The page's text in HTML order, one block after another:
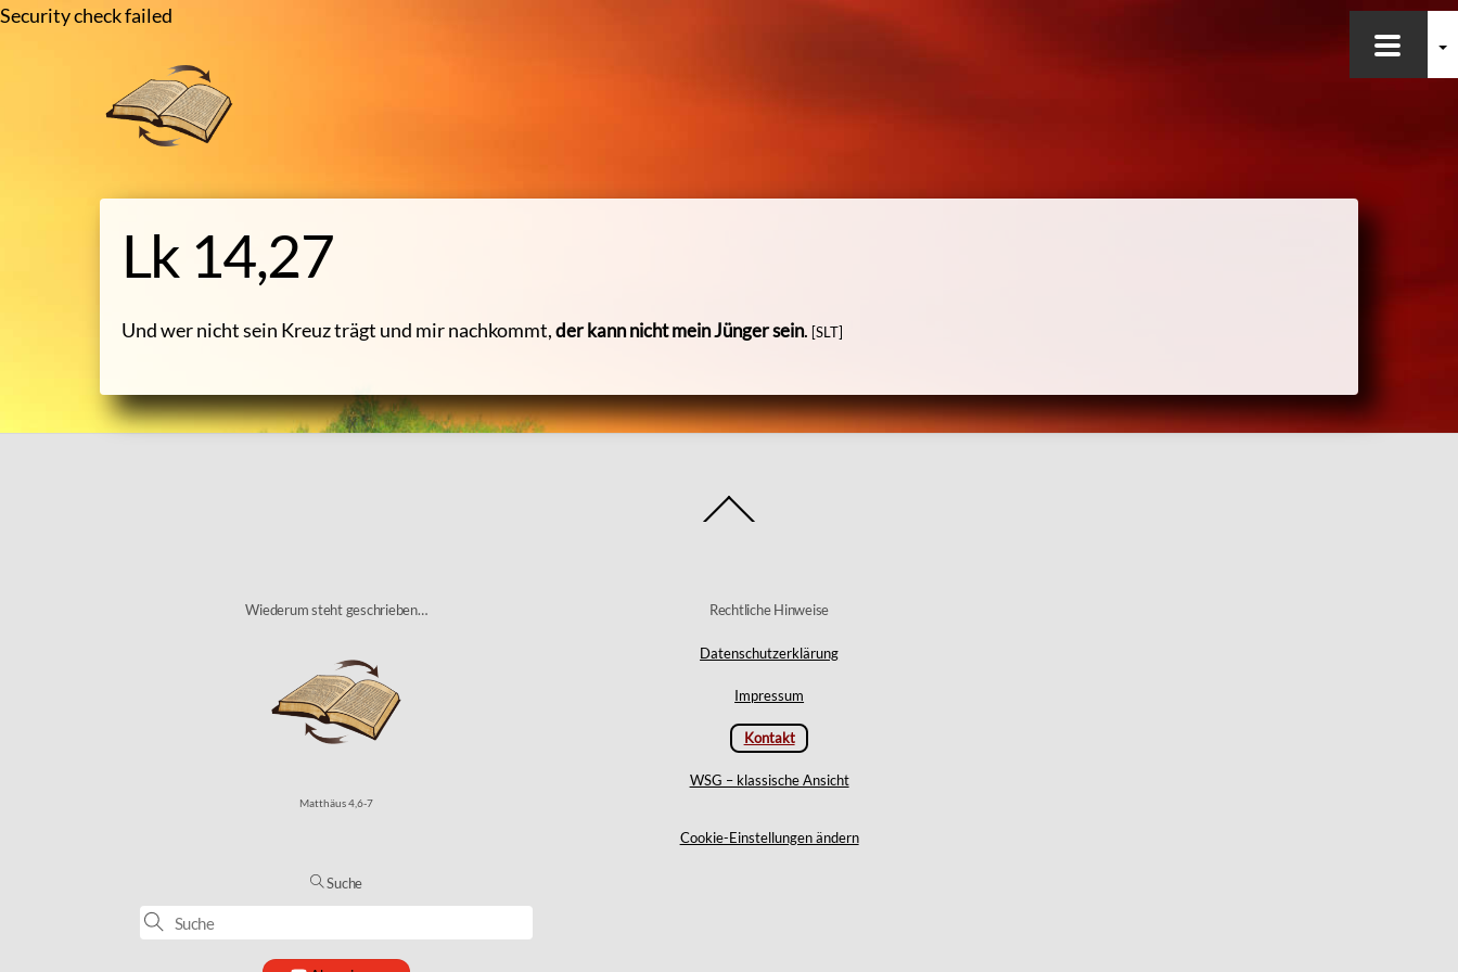
Security check failed
Lk 14,27
Und wer nicht sein Kreuz trägt und mir nachkommt,der kann nicht mein Jünger sein. [SLT]
To
Wiederum steht geschrieben…
Matthäus 4,6-7
Rechtliche Hinweise
Datenschutzerklärung
Impressum
Kontakt
WSG – klassische Ansicht
Cookie-Einstellungen ändern
Suche